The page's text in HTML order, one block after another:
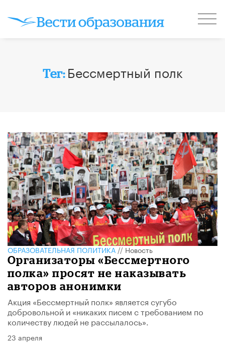
Тег: Бессмертный полк
ОБРАЗОВАТЕЛЬНАЯ ПОЛИТИКА//Новость
Организаторы «Бессмертного
полка» просят не наказывать
авторов анонимки
​Акция «Бессмертный полк» является сугубо
добровольной и «никаких писем с требованием по
количеству людей не рассылалось».
23 апреля